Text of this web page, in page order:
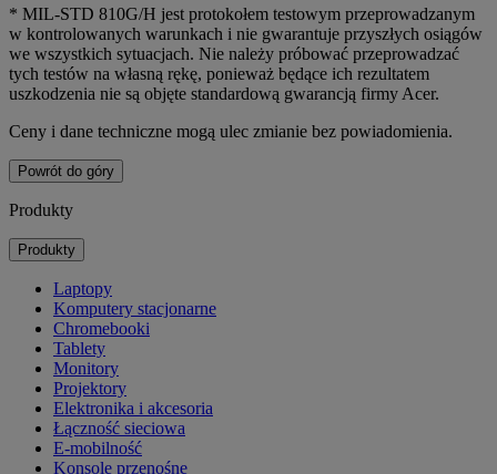
* MIL-STD 810G/H jest protokołem testowym przeprowadzanym
w kontrolowanych warunkach i nie gwarantuje przyszłych osiągów
we wszystkich sytuacjach. Nie należy próbować przeprowadzać
tych testów na własną rękę, ponieważ będące ich rezultatem
uszkodzenia nie są objęte standardową gwarancją firmy Acer.
Ceny i dane techniczne mogą ulec zmianie bez powiadomienia.
Powrót do góry
Produkty
Produkty
Laptopy
Komputery stacjonarne
Chromebooki
Tablety
Monitory
Projektory
Elektronika i akcesoria
Łączność sieciowa
E-mobilność
Konsole przenośne